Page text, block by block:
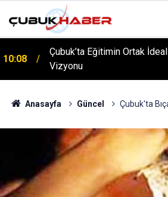
10:08
Çubuk’ta Eğitimin Ortak İdeali
Vizyonu
12:06
ÇUBUK’TA ‘YAZA
Gönüllerince Eğlendi!
Anasayfa Güncel Çubuk'ta